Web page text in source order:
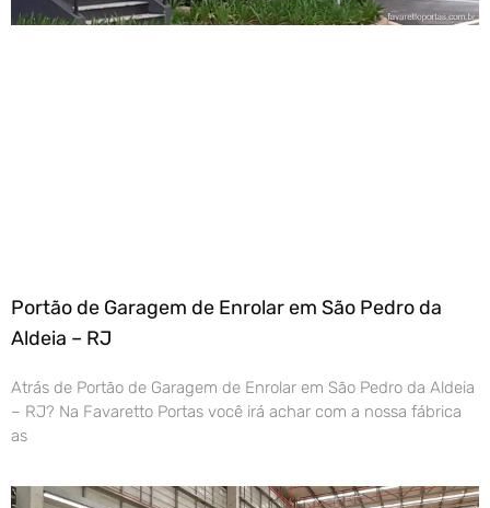
Portão de Garagem de Enrolar em São Pedro da
Aldeia – RJ
Atrás de Portão de Garagem de Enrolar em São Pedro da Aldeia
– RJ? Na Favaretto Portas você irá achar com a nossa fábrica
as